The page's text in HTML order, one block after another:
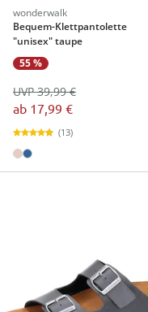
wonderwalk
Bequem-Klettpantolette
"unisex" taupe
55 %
ab 17,99 €
UVP 39,99 €
(13)